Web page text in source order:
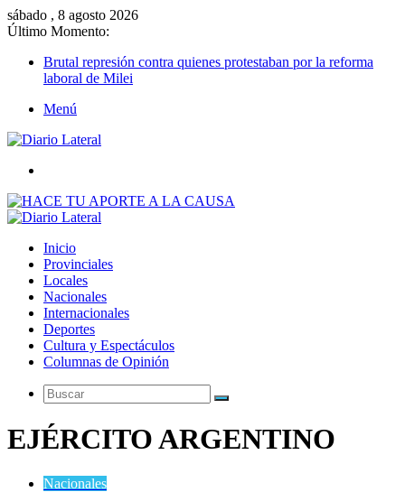
sábado , 8 agosto 2026
Último Momento:
Brutal represión contra quienes protestaban por la reforma
laboral de Milei
Menú
Inicio
Provinciales
Locales
Nacionales
Internacionales
Deportes
Cultura y Espectáculos
Columnas de Opinión
Buscar
EJÉRCITO ARGENTINO
Nacionales